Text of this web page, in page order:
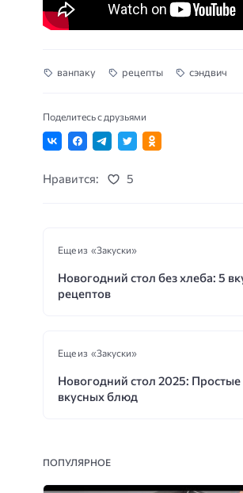
ванпаку рецепты сэндвич
Поделитесь с друзьями
Нравится: 5
Еще из «Закуски»
Новогодний стол без хлеба: 5
рецептов
Еще из «Закуски»
Новогодний стол 2025:
вкусных блюд
ПОПУЛЯРНОЕ